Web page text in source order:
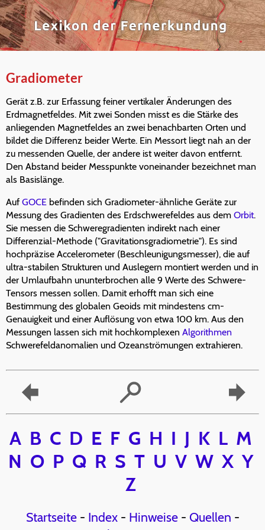
Gradiometer
Gerät z.B. zur Erfassung feiner vertikaler Änderungen des
Erdmagnetfeldes. Mit zwei Sonden misst es die Stärke des
anliegenden Magnetfeldes an zwei benachbarten Orten und
bildet die Differenz beider Werte. Ein Messort liegt nah an der
zu messenden Quelle, der andere ist weiter davon entfernt.
Den Abstand beider Messpunkte voneinander bezeichnet man
als Basislänge.
Auf GOCE befinden sich Gradiometer-ähnliche Geräte zur
Messung des Gradienten des Erdschwerefeldes aus dem Orbit.
Sie messen die Schweregradienten indirekt nach einer
Differenzial-Methode ("Gravitationsgradiometrie"). Es sind
hochpräzise Accelerometer (Beschleunigungsmesser), die auf
ultra-stabilen Strukturen und Auslegern montiert werden und in
der Umlaufbahn ununterbrochen alle 9 Werte des Schwere-
Tensors messen sollen. Damit erhofft man sich eine
Bestimmung des globalen Geoids mit mindestens cm-
Genauigkeit und einer Auflösung von etwa 100 km. Aus den
Messungen lassen sich mit hochkomplexen Algorithmen
Schwerefeldanomalien und Ozeanströmungen extrahieren.
A B C D E F G H I J K L M
N O P Q R S T U V W X Y
Z
Startseite- Index- Hinweise- Quellen -